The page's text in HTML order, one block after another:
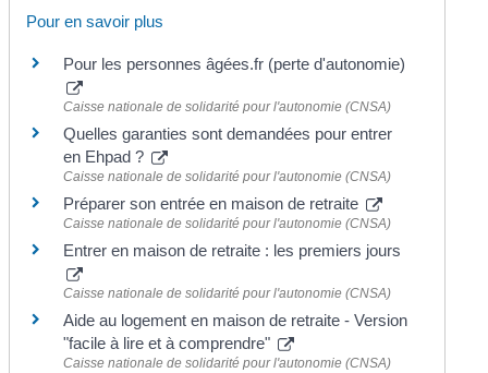
Pour en savoir plus
Pour les personnes âgées.fr (perte d'autonomie)
Caisse nationale de solidarité pour l'autonomie (CNSA)
Quelles garanties sont demandées pour entrer
en Ehpad ?
Caisse nationale de solidarité pour l'autonomie (CNSA)
Préparer son entrée en maison de retraite
Caisse nationale de solidarité pour l'autonomie (CNSA)
Entrer en maison de retraite : les premiers jours
Caisse nationale de solidarité pour l'autonomie (CNSA)
Aide au logement en maison de retraite - Version
"facile à lire et à comprendre"
Caisse nationale de solidarité pour l'autonomie (CNSA)